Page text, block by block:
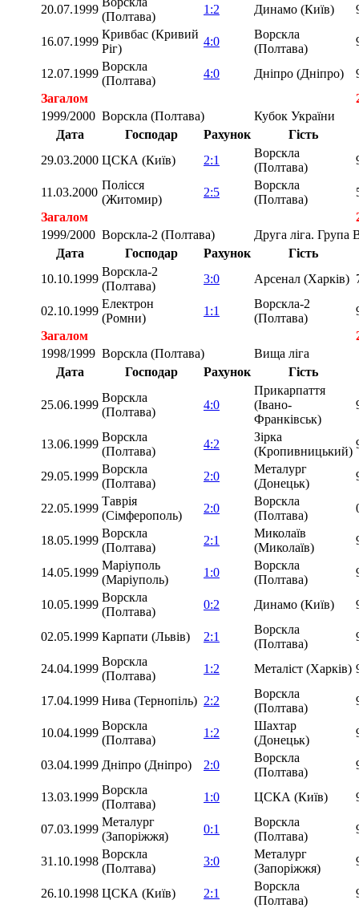
20.07.1999
(Полтава)
1:2 Динамо (Київ)
16.07.1999
Кривбас (Кривий
Ріг)
4:0
Ворскла
(Полтава)
12.07.1999
Ворскла
(Полтава)
4:0 Дніпро (Дніпро)
Загалом
1999/2000 Ворскла (Полтава)
Кубок України
Дата
Господар Рахунок
Гість
29.03.2000 ЦСКА (Київ) 2:1
Ворскла
(Полтава)
11.03.2000
Полісся
(Житомир)
2:5
Ворскла
(Полтава)
Загалом
1999/2000 Ворскла-2 (Полтава)
Друга ліга. Група
Дата
Господар Рахунок
Гість
10.10.1999
Ворскла-2
(Полтава)
3:0 Арсенал (Харків)
02.10.1999
Електрон
(Ромни)
1:1
Ворскла-2
(Полтава)
Загалом
1998/1999 Ворскла (Полтава)
Вища ліга
Дата
Господар Рахунок Гість
25.06.1999
Ворскла
(Полтава)
4:0
Прикарпаття
(Івано-
Франківськ)
13.06.1999
Ворскла
(Полтава)
4:2
Зірка
(Кропивницький)
29.05.1999
Ворскла
(Полтава)
2:0
Металург
(Донецьк)
22.05.1999
Таврія
(Сімферополь)
2:0
Ворскла
(Полтава)
18.05.1999
Ворскла
(Полтава)
2:1
Миколаїв
(Миколаїв)
14.05.1999
Маріуполь
(Маріуполь)
1:0
Ворскла
(Полтава)
10.05.1999
Ворскла
(Полтава)
0:2 Динамо (Київ)
02.05.1999 Карпати (Львів) 2:1
Ворскла
(Полтава)
24.04.1999
Ворскла
(Полтава)
1:2 Металіст (Харків)
17.04.1999 Нива (Тернопіль) 2:2
Ворскла
(Полтава)
10.04.1999
Ворскла
(Полтава)
1:2
Шахтар
(Донецьк)
03.04.1999 Дніпро (Дніпро) 2:0
Ворскла
(Полтава)
13.03.1999
Ворскла
(Полтава)
1:0 ЦСКА (Київ)
07.03.1999
Металург
(Запоріжжя)
0:1
Ворскла
(Полтава)
31.10.1998
Ворскла
(Полтава)
3:0
Металург
(Запоріжжя)
26.10.1998 ЦСКА (Київ) 2:1
Ворскла
(Полтава)